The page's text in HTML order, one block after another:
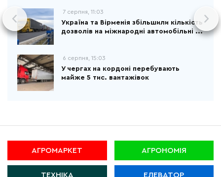
7 серпня, 11:03
Україна та Вірменія збільшили кількість
дозволів на міжнародні автомобільні ...
6 серпня, 15:03
У чергах на кордоні перебувають
майже 5 тис. вантажівок
АГРОМАРКЕТ АГРОНОМІЯ
ТЕХНІКА ЕЛЕВАТОР